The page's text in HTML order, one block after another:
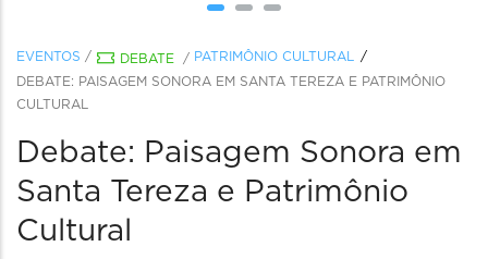
EVENTOS / DEBATE / PATRIMÔNIO CULTURAL
DEBATE: PAISAGEM SONORA EM SANTA TEREZA E PATRIMÔNIO
CULTURAL
Debate: Paisagem Sonora em
Santa Tereza e Patrimônio
Cultural